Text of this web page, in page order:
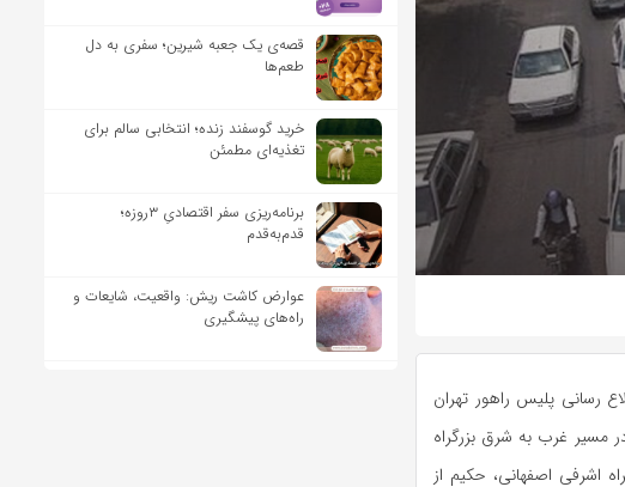
رسانی پلیس راهور تهران
مسیر غرب به شرق بزرگراه
اشرفی اصفهانی، حکیم از
قصه‌ی یک جعبه شیرین؛ سفری به دل
طعم‌ها
خرید گوسفند زنده؛ انتخابی سالم برای
تغذیه‌ای مطمئن
برنامه‌ریزی سفر اقتصادیِ ۳روزه؛
قدم‌به‌قدم
عوارض کاشت ریش: واقعیت، شایعات و
راه‌های پیشگیری